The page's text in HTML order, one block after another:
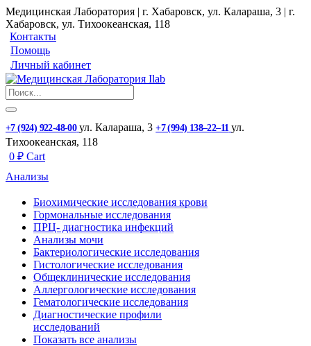
Медицинская Лаборатория | г. Хабаровск, ул. Калараша, 3 | г.
Хабаровск, ул. ​Тихоокеанская, 118
Контакты
Помощь
Личный кабинет
+7 (924) 922-48-00 ул. ​Калараша, 3 +7 (994) 138‒22‒11 ул. ​
Тихоокеанская, 118
0 ₽ Cart
Анализы
Биохимические исследования крови
Гормональные исследования
ПРЦ- диагностика инфекций
Анализы мочи
Бактериологические исследования
Гистологические исследования
Общеклинические исследования
Аллергологические исследования
Гематологические исследования
Диагностические профили
исследований
Показать все анализы